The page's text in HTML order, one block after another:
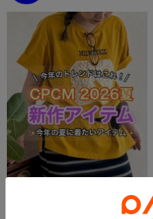
【🌸CPCM🌸】今週の新作アイテムはコレ！👀